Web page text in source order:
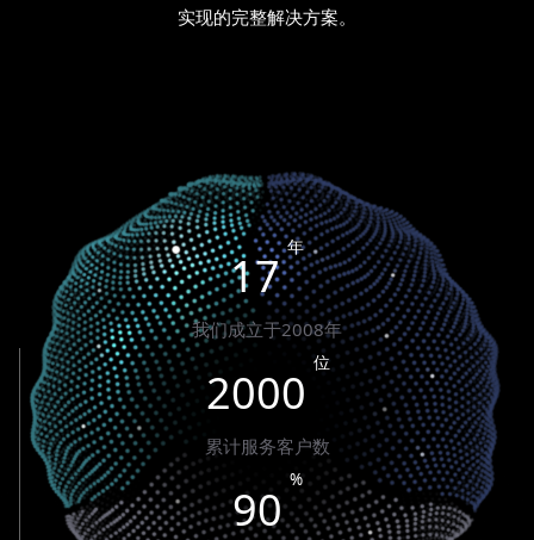
实现的完整解决方案。
17
年
我们成立于2008年
2000
位
累计服务客户数
90
%